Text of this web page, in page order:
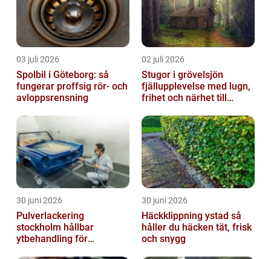
03 juli 2026
Spolbil i Göteborg: så
fungerar proffsig rör- och
avloppsrensning
02 juli 2026
Stugor i grövelsjön
fjällupplevelse med lugn,
frihet och närhet till
30 juni 2026
Pulverlackering
stockholm hållbar
ytbehandling för
30 juni 2026
Häckklippning ystad så
håller du häcken tät, frisk
och snygg